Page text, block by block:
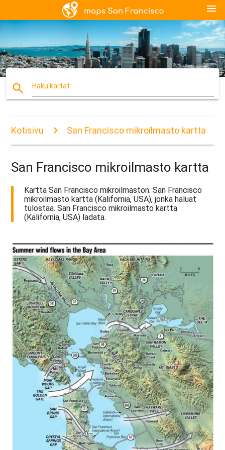
menu
search Haku kartat
Kotisivu San Francisco mikroilmasto kartta
San Francisco mikroilmasto kartta
Kartta San Francisco mikroilmaston. San Francisco
mikroilmasto kartta (Kalifornia, USA), jonka haluat
tulostaa. San Francisco mikroilmasto kartta
(Kalifornia, USA) ladata.